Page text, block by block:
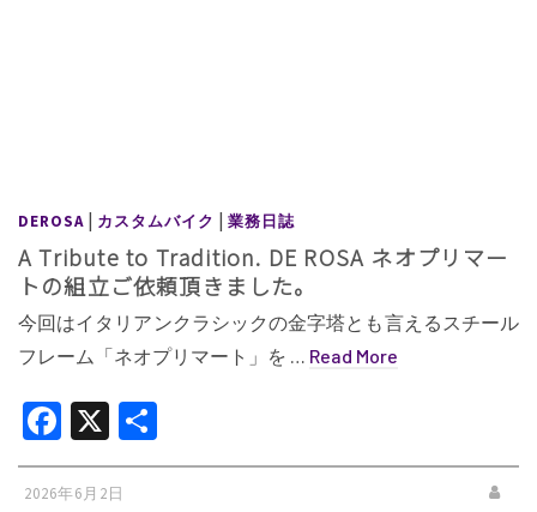
DEROSA | カスタムバイク | 業務日誌
A Tribute to Tradition. DE ROSA ネオプリマー
トの組立ご依頼頂きました。
今回はイタリアンクラシックの金字塔とも言えるスチール
フレーム「ネオプリマート」を … Read More
Facebook
X
有
2026年6月2日